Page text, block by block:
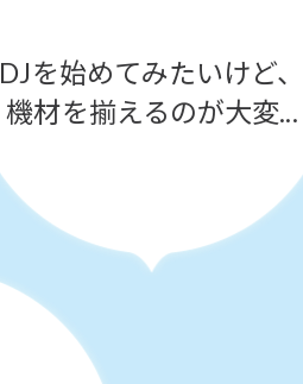
DJを始めてみたいけど、
機材を揃えるのが大変...